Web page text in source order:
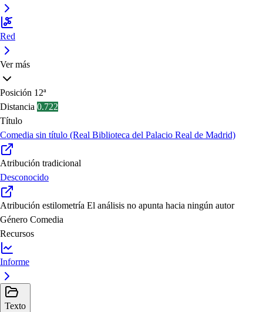
Red
Ver más
Posición 12ª
Distancia 0.722
Título
Comedia sin título (Real Biblioteca del Palacio Real de Madrid)
Atribución tradicional
Desconocido
Atribución estilometría El análisis no apunta hacia ningún autor
Género Comedia
Recursos
Informe
Texto